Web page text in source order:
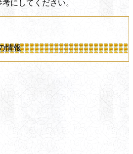
にしてください。
情報